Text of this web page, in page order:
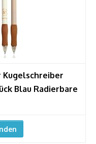
Kugelschreiber
Blau Radierbare